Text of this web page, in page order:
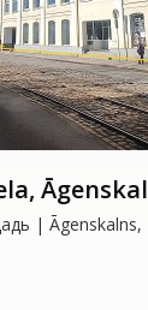
| Āgenskalns,